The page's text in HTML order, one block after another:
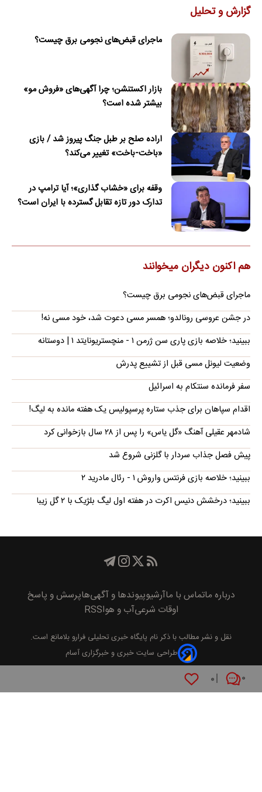
۰ ۰
گزارش و تحلیل
ماجرای قبض‌های نجومی برق چیست؟
بازار اکستنشن؛ چرا آگهی‌های «فروش مو»
بیشتر شده است؟
اراده صلح بر طبل جنگ پیروز شد / بازی
«باخت-باخت» تغییر می‌کند؟
وقفه برای «خشاب گذاری»؛ آیا ترامپ در
تدارک دور تازه تقابل گسترده با ایران است؟
هم اکنون دیگران میخوانند
ماجرای قبض‌های نجومی برق چیست؟
در جشن عروسی رونالدو؛ همسر مسی دعوت شد، خود مسی نه!
ببینید؛ خلاصه بازی پاری سن ژرمن ۱ - منچستریونایتد ۱ | دوستانه
وضعیت لیونل مسی قبل از تشییع پدرش
سفر فرمانده سنتکام به اسرائیل
اقدام سپاهان برای جذب ستاره پرسپولیس یک هفته مانده به لیگ!
شادمهر عقیلی آهنگ «گل یاس» را پس از ۲۸ سال بازخوانی کرد
پیش فصل جذاب سردار با گلزنی شروع شد
ببینید؛ خلاصه بازی فرنتس واروش ۱ - رئال مادرید ۲
ببینید؛ درخشش دنیس اکرت در هفته اول لیگ بلژیک با ۲ گل زیبا
درباره ماتماس با ماآرشیوپیوند‌ها و آگهی‌هاپرسش و پاسخ
اوقات شرعیآب و هواRSS
نقل و نشر مطالب با ذکر نام پايگاه خبری تحليلی فرارو بلامانع است.
طراحی سایت خبری و خبرگزاری آسام